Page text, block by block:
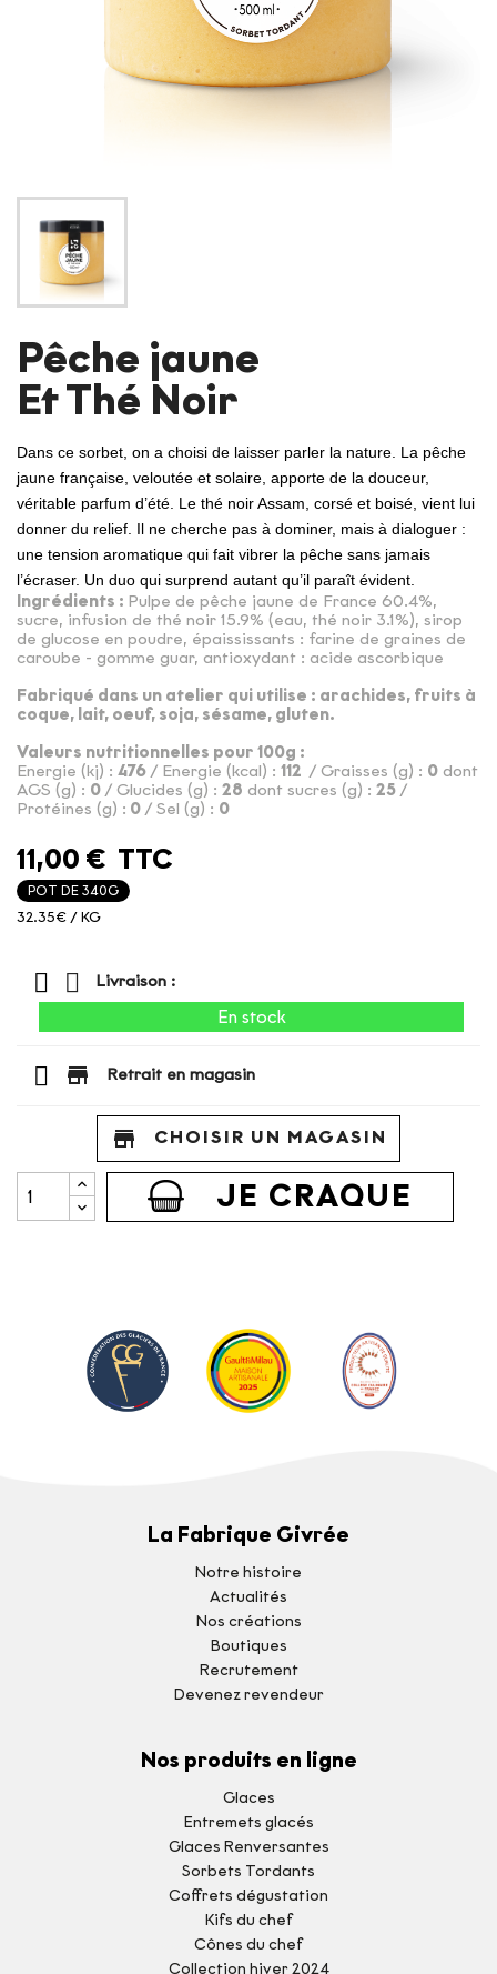
Pêche jaune
Et Thé Noir
Dans ce sorbet, on a choisi de laisser parler la nature. La pêche
jaune française, veloutée et solaire, apporte de la douceur,
véritable parfum d’été. Le thé noir Assam, corsé et boisé, vient lui
donner du relief. Il ne cherche pas à dominer, mais à dialoguer :
une tension aromatique qui fait vibrer la pêche sans jamais
l’écraser. Un duo qui surprend autant qu’il paraît évident.
Ingrédients : Pulpe de pêche jaune de France 60.4%,
sucre, infusion de thé noir 15.9% (eau, thé noir 3.1%), sirop
de glucose en poudre, épaississants : farine de graines de
caroube - gomme guar, antioxydant : acide ascorbique
Fabriqué dans un atelier qui utilise : arachides, fruits à
coque, lait, oeuf, soja, sésame, gluten.
Valeurs nutritionnelles pour 100g :
Energie (kj) : 476 / Energie (kcal) : 112 / Graisses (g) : 0 dont
AGS (g) : 0 / Glucides (g) : 28 dont sucres (g) : 25 /
Protéines (g) : 0 / Sel (g) : 0
11,00 € TTC
POT DE 340G
32.35€ / KG
Livraison :
En stock
store Retrait en magasin
store CHOISIR UN MAGASIN
JE CRAQUE
La Fabrique Givrée
Notre histoire
Actualités
Nos créations
Boutiques
Recrutement
Devenez revendeur
Nos produits en ligne
Glaces
Entremets glacés
Glaces Renversantes
Sorbets Tordants
Coffrets dégustation
Kifs du chef
Cônes du chef
Collection hiver 2024